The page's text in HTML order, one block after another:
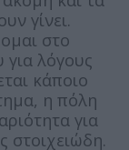
γίνει.
στο
για λόγους
κάποιο
η πόλη
για
στοιχειώδη.